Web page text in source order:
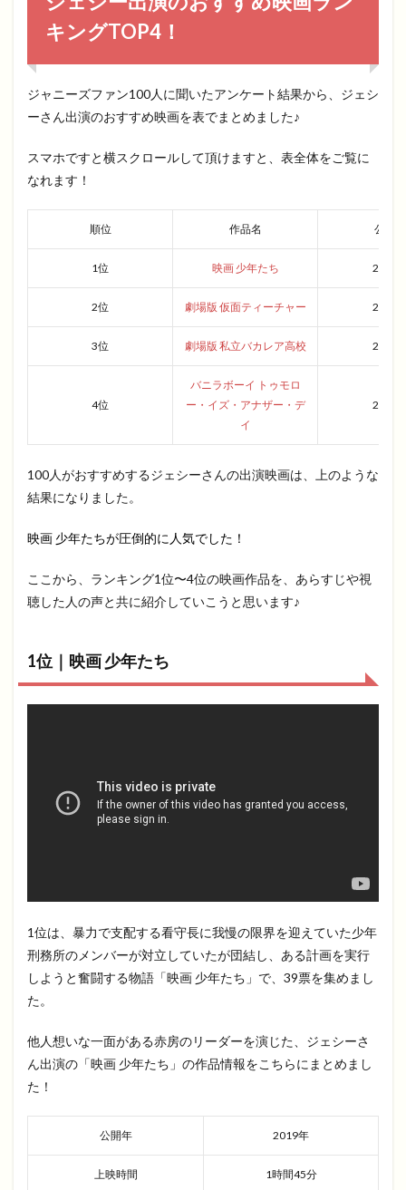
キングTOP4！
ジャニーズファン100人に聞いたアンケート結果から、ジェシ
ーさん出演のおすすめ映画を表でまとめました♪
スマホですと横スクロールして頂けますと、表全体をご覧に
なれます！
順位 作品名 公開年
1位 映画 少年たち 2019
2位 劇場版 仮面ティーチャー 2014
3位 劇場版 私立バカレア高校 2012
4位
バニラボーイ トゥモロ
ー・イズ・アナザー・デ
イ
2016
100人がおすすめするジェシーさんの出演映画は、上のような
結果になりました。
映画 少年たちが圧倒的に人気でした！
ここから、ランキング1位〜4位の映画作品を、あらすじや視
聴した人の声と共に紹介していこうと思います♪
1位｜映画 少年たち
1位は、暴力で支配する看守長に我慢の限界を迎えていた少年
刑務所のメンバーが対立していたが団結し、ある計画を実行
しようと奮闘する物語「映画 少年たち」で、39票を集めまし
た。
他人想いな一面がある赤房のリーダーを演じた、ジェシーさ
ん出演の「映画 少年たち」の作品情報をこちらにまとめまし
た！
公開年 2019年
上映時間 1時間45分